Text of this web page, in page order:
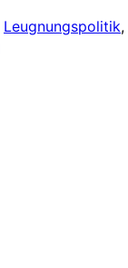
Leugnungspolitik